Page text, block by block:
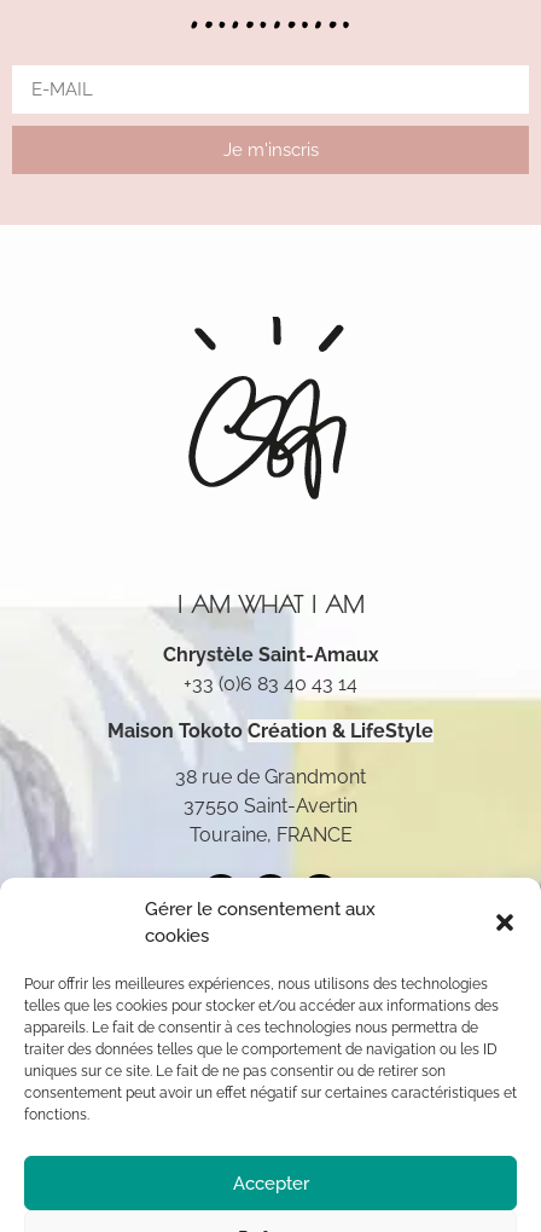
Gérer le consentement aux
cookies
Pour offrir les meilleures expériences, nous utilisons des technologies
telles que les cookies pour stocker et/ou accéder aux informations des
appareils. Le fait de consentir à ces technologies nous permettra de
traiter des données telles que le comportement de navigation ou les ID
uniques sur ce site. Le fait de ne pas consentir ou de retirer son
consentement peut avoir un effet négatif sur certaines caractéristiques et
fonctions.
Accepter
Je m'inscris
I AM WHAT I AM
Chrystèle Saint-Amaux
+33 (0)6 83 40 43 14
Maison Tokoto Création & LifeStyle
38 rue de Grandmont
37550 Saint-Avertin
Touraine, FRANCE
Toutes les oeuvres présentées sur ce site appartiennent
exclusivement à l’auteur (sauf mention contraire) aux
termes des articles L 111-1 et L112-1 du code de la